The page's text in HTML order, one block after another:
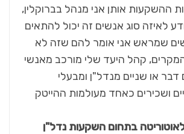
ההשקעות אותן אני מנהל בברוקלין,
לאיזה סוג אנשים זה יכול להתאים
שמראש אני אומר להם שזה לא
קהל היעד שלי מורכב מאנשי
או שניים מנדל"ן ומבעלי
ושכירים כאחד מעולמות ההייטק
בתחום השקעות נדל"ן